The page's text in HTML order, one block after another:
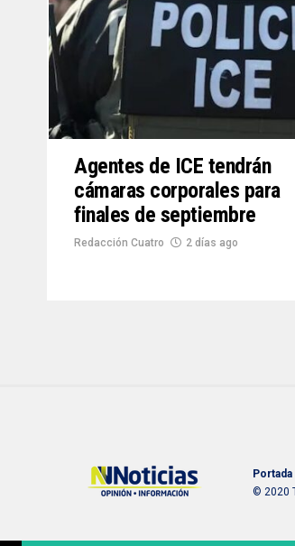
Agentes de ICE tendrán
cámaras corporales para
finales de septiembre
Redacción Cuatro 2 días ago
Portada
© 2020